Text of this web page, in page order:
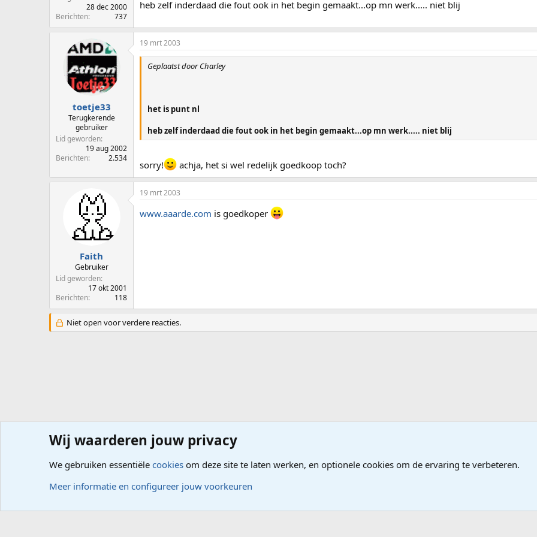
28 dec 2000
Berichten
737
heb zelf inderdaad die fout ook in het begin gemaakt...op mn werk..... niet blij
toetje33
Terugkerende
gebruiker
Lid geworden
19 aug 2002
Berichten
2.534
19 mrt 2003
Geplaatst door Charley
het is punt nl
heb zelf inderdaad die fout ook in het begin gemaakt...op mn werk..... niet blij
sorry! achja, het si wel redelijk goedkoop toch?
Faith
Gebruiker
Lid geworden
17 okt 2001
Berichten
118
19 mrt 2003
www.aaarde.com is goedkoper
Niet open voor verdere reacties.
Forums Aankoop of Upgrade
Wij waarderen jouw privacy
We gebruiken essentiële cookies om deze site te laten werken, en optionele cookies om de ervaring te verbeteren.
Meer informatie en configureer jouw voorkeuren